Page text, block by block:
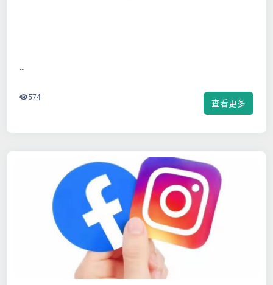
…
查看更多
574